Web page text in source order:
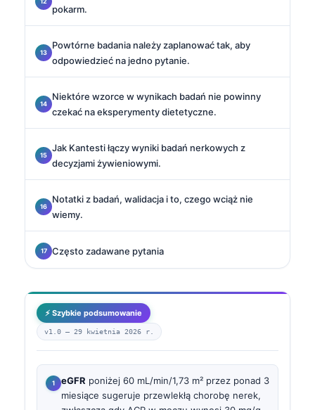
pokarm.
Powtórne badania należy zaplanować tak, aby
odpowiedzieć na jedno pytanie.
Niektóre wzorce w wynikach badań nie powinny
czekać na eksperymenty dietetyczne.
Jak Kantesti łączy wyniki badań nerkowych z
decyzjami żywieniowymi.
Notatki z badań, walidacja i to, czego wciąż nie
wiemy.
Często zadawane pytania
⚡ Szybkie podsumowanie
v1.0 — 29 kwietnia 2026 r.
eGFR poniżej 60 mL/min/1,73 m² przez ponad 3
miesiące sugeruje przewlekłą chorobę nerek,